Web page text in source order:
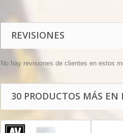
REVISIONES
No hay revisiones de clientes en estos
30 PRODUCTOS MÁS